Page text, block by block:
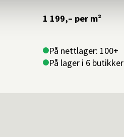
1 199,– per m²
På nettlager: 100+
På lager i 6 butikker